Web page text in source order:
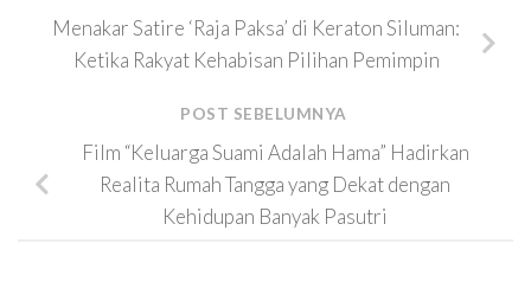
Menakar Satire ‘Raja Paksa’ di Keraton Siluman:
Ketika Rakyat Kehabisan Pilihan Pemimpin
POST SEBELUMNYA
Film “Keluarga Suami Adalah Hama” Hadirkan
Realita Rumah Tangga yang Dekat dengan
Kehidupan Banyak Pasutri